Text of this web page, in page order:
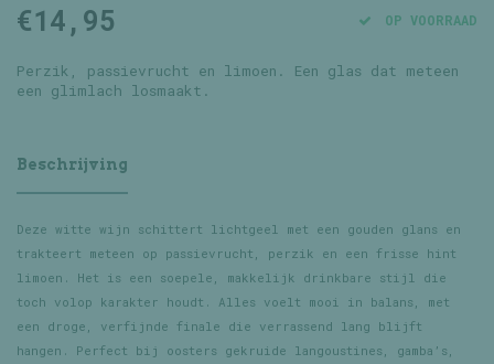
€14,95 OP VOORRAAD
Perzik, passievrucht en limoen. Een glas dat meteen
een glimlach losmaakt.
Beschrijving
Deze witte wijn schittert lichtgeel met een gouden glans en
trakteert meteen op passievrucht, perzik en een frisse hint
limoen. Het is een soepele, makkelijk drinkbare stijl die
toch volop karakter houdt. Alles voelt mooi in balans, met
een droge, verfijnde finale die verrassend lang blijft
hangen. Perfect bij oosters gekruide langoustines, gamba’s,